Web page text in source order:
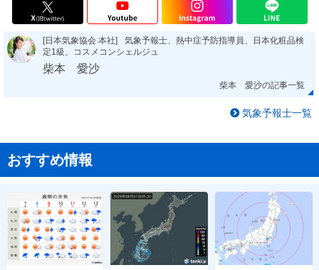
[日本気象協会 本社]
気象予報士、熱中症予防指導員、日本化粧品検
定1級、コスメコンシェルジュ
柴本 愛沙
柴本 愛沙の記事一覧
気象予報士一覧
おすすめ情報